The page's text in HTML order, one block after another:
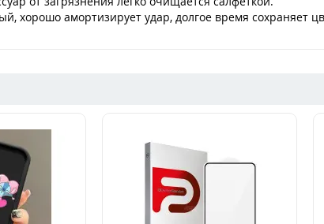
хорошо амортизирует удар, долгое время сохраняет